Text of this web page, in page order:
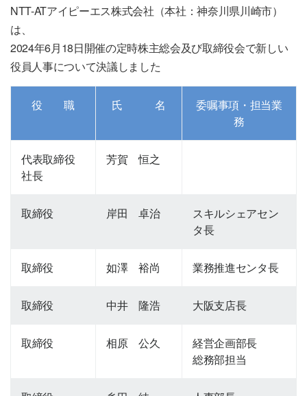
NTT-ATアイピーエス株式会社（本社：神奈川県川崎市）
は、
2024年6月18日開催の定時株主総会及び取締役会で新しい
役員人事について決議しました
役 職 氏 名
委嘱事項・担当業
務
代表取締役
社長
芳賀 恒之
取締役 岸田 卓治
スキルシェアセン
タ長
取締役 如澤 裕尚 業務推進センタ長
取締役 中井 隆浩 大阪支店長
取締役 相原 公久
経営企画部長
総務部担当